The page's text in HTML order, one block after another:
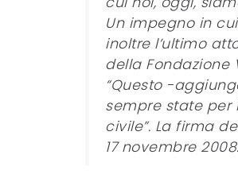
Un impegno in
inoltre l’ultimo
della Fondazione
“Questo -
sempre state per
civile”. La firma
17 novembre 2008.